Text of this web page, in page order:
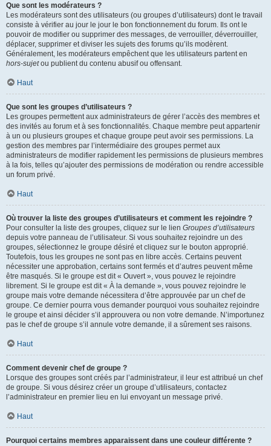
Que sont les modérateurs ?
Les modérateurs sont des utilisateurs (ou groupes d’utilisateurs) dont le travail
consiste à vérifier au jour le jour le bon fonctionnement du forum. Ils ont le
pouvoir de modifier ou supprimer des messages, de verrouiller, déverrouiller,
déplacer, supprimer et diviser les sujets des forums qu’ils modèrent.
Généralement, les modérateurs empêchent que les utilisateurs partent en
hors-sujetou publient du contenu abusif ou offensant.
Haut
Que sont les groupes d’utilisateurs ?
Les groupes permettent aux administrateurs de gérer l’accès des membres et
des invités au forum et à ses fonctionnalités. Chaque membre peut appartenir
à un ou plusieurs groupes et chaque groupe peut avoir ses permissions. La
gestion des membres par l’intermédiaire des groupes permet aux
administrateurs de modifier rapidement les permissions de plusieurs membres
à la fois, telles qu’ajouter des permissions de modération ou rendre accessible
un forum privé.
Haut
Où trouver la liste des groupes d’utilisateurs et comment les rejoindre ?
Pour consulter la liste des groupes, cliquez sur le lien Groupes d’utilisateurs
depuis votre panneau de l’utilisateur. Si vous souhaitez rejoindre un des
groupes, sélectionnez le groupe désiré et cliquez sur le bouton approprié.
Toutefois, tous les groupes ne sont pas en libre accès. Certains peuvent
nécessiter une approbation, certains sont fermés et d’autres peuvent même
être masqués. Si le groupe est dit « Ouvert », vous pouvez le rejoindre
librement. Si le groupe est dit « À la demande », vous pouvez rejoindre le
groupe mais votre demande nécessitera d’être approuvée par un chef de
groupe. Ce dernier pourra vous demander pourquoi vous souhaitez rejoindre
le groupe et ainsi décider s’il approuvera ou non votre demande. N’importunez
pas le chef de groupe s’il annule votre demande, il a sûrement ses raisons.
Haut
Comment devenir chef de groupe ?
Lorsque des groupes sont créés par l’administrateur, il leur est attribué un chef
de groupe. Si vous désirez créer un groupe d’utilisateurs, contactez
l’administrateur en premier lieu en lui envoyant un message privé.
Haut
Pourquoi certains membres apparaissent dans une couleur différente ?